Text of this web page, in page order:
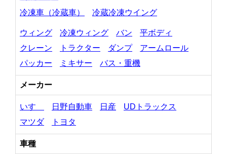
冷凍車（冷蔵車） 冷蔵冷凍ウイング
ウィング 冷凍ウィング バン
平ボディ
クレーン
トラクター ダンプ
アームロール
パッカー
ミキサー バス・重機
メーカー
いすゞ 日野自動車 日産
UDトラックス
マツダ
トヨタ
車種